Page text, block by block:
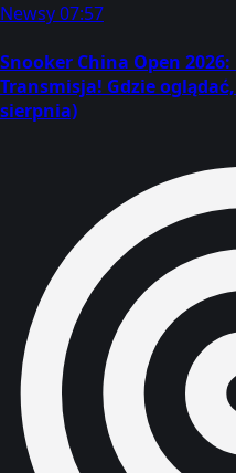
Newsy07:57
Snooker China Open
Transmisja! Gdzie
sierpnia)